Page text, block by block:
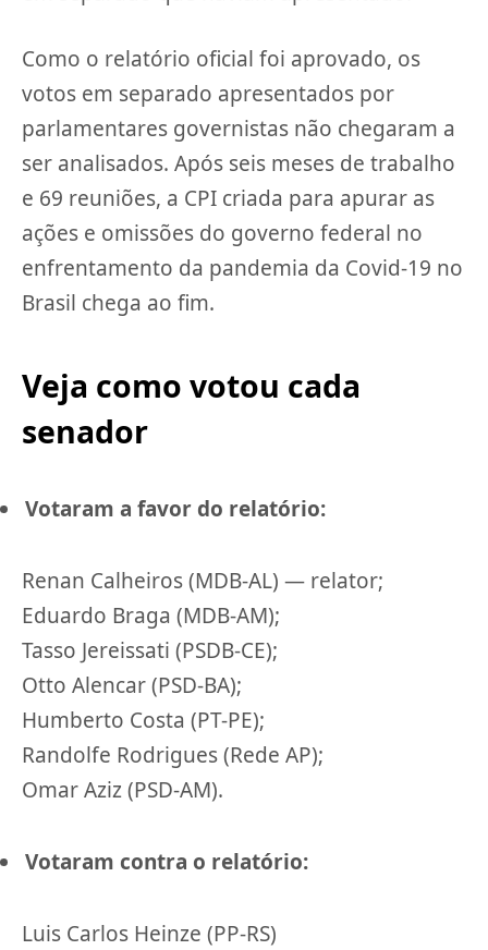
Como o relatório oficial foi aprovado, os
votos em separado apresentados por
parlamentares governistas não chegaram a
ser analisados. Após seis meses de trabalho
e 69 reuniões, a CPI criada para apurar as
ações e omissões do governo federal no
enfrentamento da pandemia da Covid-19 no
Brasil chega ao fim.
Veja como votou cada
senador
Votaram a favor do relatório:
Renan Calheiros (MDB-AL) — relator;
Eduardo Braga (MDB-AM);
Tasso Jereissati (PSDB-CE);
Otto Alencar (PSD-BA);
Humberto Costa (PT-PE);
Randolfe Rodrigues (Rede AP);
Omar Aziz (PSD-AM).
Votaram contra o relatório:
Luis Carlos Heinze (PP-RS)